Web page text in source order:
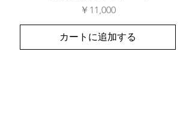
価格
￥11,000
カートに追加する